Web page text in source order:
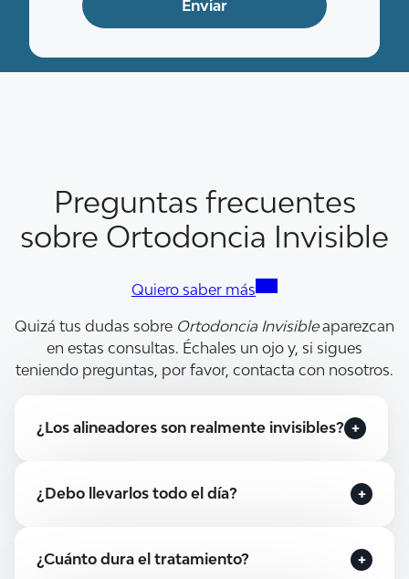
Preguntas frecuentes
sobre Ortodoncia Invisible
Quiero saber más
Quizá tus dudas sobre Ortodoncia Invisibleaparezcan
en estas consultas. Échales un ojo y, si sigues
teniendo preguntas, por favor, contacta con nosotros.
¿Los alineadores son realmente invisibles?
¿Debo llevarlos todo el día?
funcionen.
¿Cuánto dura el tratamiento?